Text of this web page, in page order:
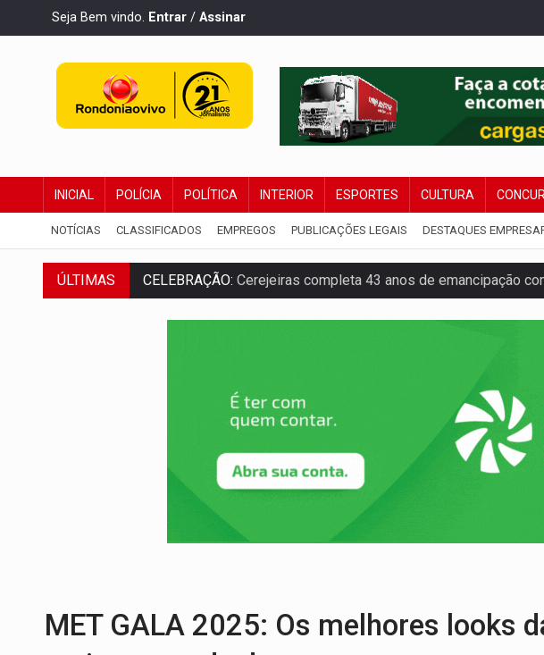
Seja Bem vindo. Entrar / Assinar
INICIAL POLÍCIA POLÍTICA INTERIOR ESPORTES CULTURA
NOTÍCIAS CLASSIFICADOS EMPREGOS PUBLICAÇÕES LEGAIS DESTAQUES
ÚLTIMAS
CELEBRAÇÃO:Cerejeiras completa 43 anos de emancipação
SAÚDE:Anvisa desmente boato sobre presença de plástico ou
VÍDEO:Pitbulls fogem de residência e atacam casal de idosos
PF ESTÁ APURANDO: Flávio Bolsonaro escolhe Alfredo Gaspar
Colisão entre ônibus e carro provoca lentidão no
ELEIÇÕES 2026: Candidato a deputado estadual declara carros
Motocicletas batem de frente e duas pessoas ficam
BATALHA DO JK: Grande Final do Duelo Estadual de MC's
MET GALA 2025: Os melhores looks